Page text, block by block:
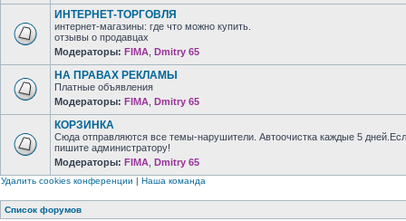
ИНТЕРНЕТ-ТОРГОВЛЯ
интернет-магазины: где что можно купить.
отзывы о продавцах
Модераторы: FIMA Dmitry 65
НА ПРАВАХ РЕКЛАМЫ
Платные объявления
Модераторы: FIMA Dmitry 65
КОРЗИНКА
Сюда отправляются все темы-нарушители. Автоочистка каждые 5
пишите администратору!
Модераторы: FIMA Dmitry 65
Удалить cookies конференции | Наша команда
Список форумов